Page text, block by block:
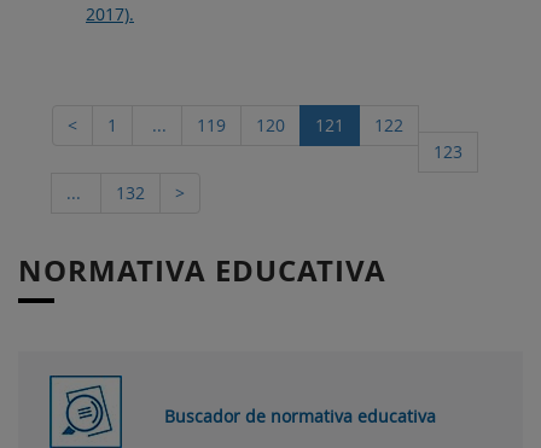
2017).
< 1 ... 119 120 121
122
123
...
132 >
NORMATIVA EDUCATIVA
Buscador de normativa educativa